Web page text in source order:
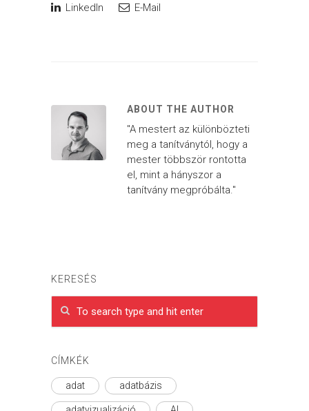
LinkedIn E-Mail
ABOUT THE AUTHOR
"A mestert az különbözteti
meg a tanítványtól, hogy a
mester többször rontotta
el, mint a hányszor a
tanítvány megpróbálta."
KERESÉS
CÍMKÉK
adat adatbázis